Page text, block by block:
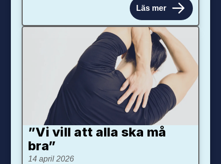
Läs mer
”Vi vill att alla ska må
bra”
14 april 2026